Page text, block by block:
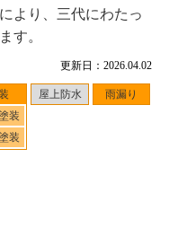
更新日：2026.04.02
装
装
屋上防水 雨漏り
より、三代にわたっ
す。